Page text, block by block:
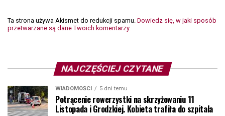
Ta strona używa Akismet do redukcji spamu. Dowiedz się, w jaki sposób
przetwarzane są dane Twoich komentarzy.
NAJCZĘŚCIEJ CZYTANE
WIADOMOŚCI 5 dni temu
Potrącenie rowerzystki na skrzyżowaniu 11
Listopada i Grodzkiej. Kobieta trafiła do szpitala